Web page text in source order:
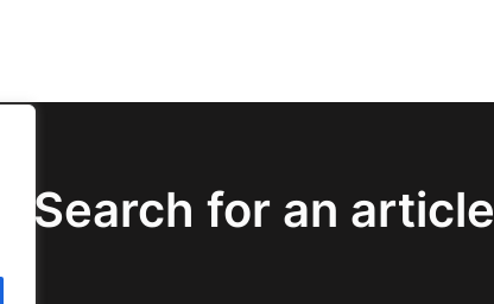
Search for an article